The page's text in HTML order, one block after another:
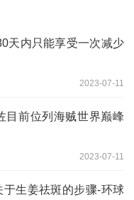
天内只能享受一次减少
2023-07-11
目前位列海贼世界巅峰
2023-07-11
生姜祛斑的步骤-环球